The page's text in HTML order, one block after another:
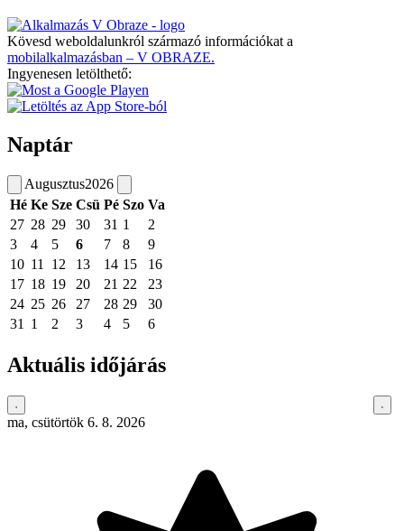
Kövesd weboldalunkról származó információkat a
mobilalkalmazásban – V OBRAZE.
Ingyenesen letölthető:
Naptár
Augusztus2026
Hé Ke Sze Csü Pé Szo Va
27 28 29 30 31 1
2
3
4 5 6 7 8
9
10 11 12 13 14 15
16
17 18 19 20 21 22
23
24 25 26 27 28 29
30
31
1 2 3 4 5 6
Aktuális időjárás
ma, csütörtök 6. 8. 2026